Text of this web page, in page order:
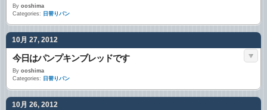
By ooshima
Categories: 日替りパン
10月 27, 2012
今日はパンプキンブレッドです
By ooshima
Categories: 日替りパン
10月 26, 2012